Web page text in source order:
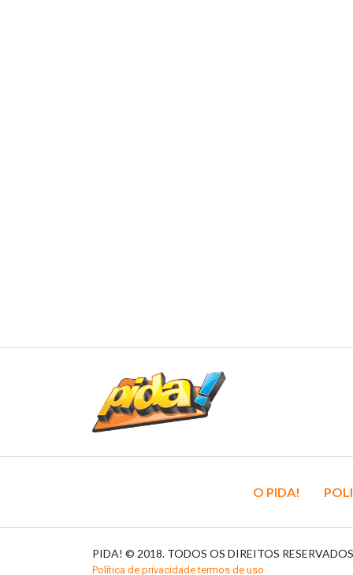
O PIDA!
PIDA! © 2018. TODOS OS DIREITOS
Política de privacidade termos de uso